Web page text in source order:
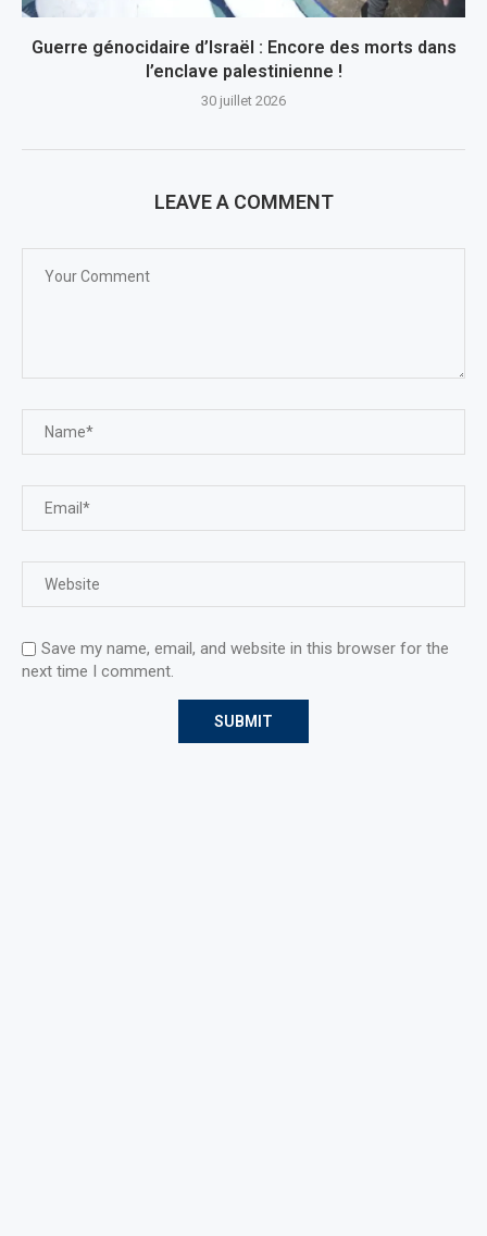
Guerre génocidaire d’Israël : Encore des morts dans
l’enclave palestinienne !
30 juillet 2026
LEAVE A COMMENT
Save my name, email, and website in this browser for the
next time I comment.